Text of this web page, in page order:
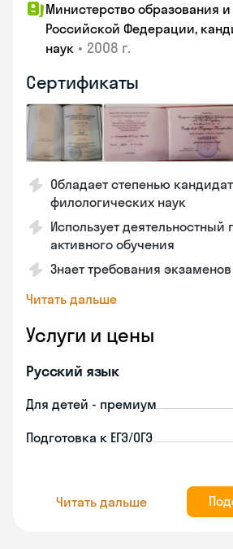
Министерство образования и
Российской Федерации,
наук • 2008 г.
Сертификаты
Обладает степенью
филологических наук
Использует деятельностный
активного обучения
Знает требования экзаменов
Читать дальше
Услуги и цены
Русский язык
Для детей - премиум
Подготовка к ЕГЭ/ОГЭ
Читать дальше